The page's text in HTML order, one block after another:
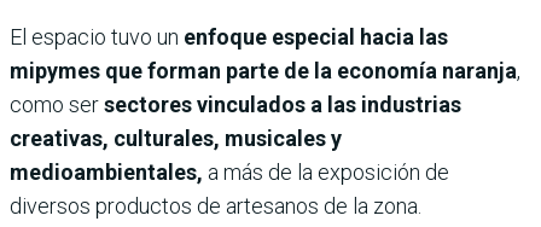
El espacio tuvo un enfoque especial hacia las
mipymes que forman parte de la economía naranja,
como sersectores vinculados a las industrias
creativas, culturales, musicales y
medioambientales, a más de la exposición de
diversos productos de artesanos de la zona.